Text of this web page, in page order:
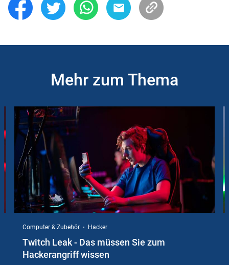
Mehr zum Thema
Instructions
Computer & Zubehör Hacker
Twitch Leak - Das müssen Sie zum
Hackerangriff wissen